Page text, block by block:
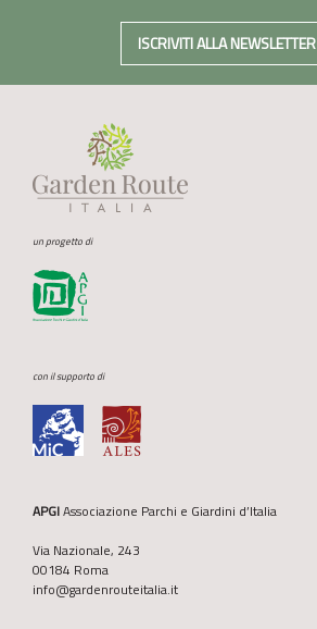
ISCRIVITI ALLA NEWSLETTER
un progetto di
con il supporto di
APGIAssociazione Parchi e Giardini d’Italia
Via Nazionale, 243
00184 Roma
info@gardenrouteitalia.it